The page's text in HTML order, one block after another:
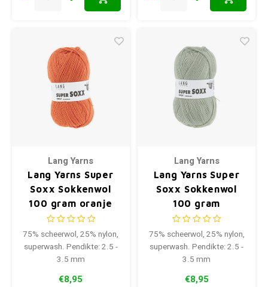
Lang Yarns
Lang Yarns Super
Soxx Sokkenwol
100 gram oranje
0059
75% scheerwol, 25% nylon,
superwash. Pendikte: 2.5 -
3.5 mm
€8,95
Lang Yarns
Lang Yarns Super
Soxx Sokkenwol
100 gram
lichtgroen 0092
75% scheerwol, 25% nylon,
superwash. Pendikte: 2.5 -
3.5 mm
€8,95